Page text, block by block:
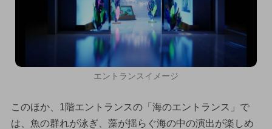
エントランスイメージ
このほか、1階エントランスの「海のエントランス」で
は、魚の群れが泳ぎ、藻が揺らぐ海の中の演出が楽しめ